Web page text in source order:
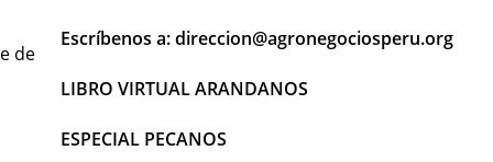
de
Escríbenos a: direccion@agronegociosperu.org
LIBRO VIRTUAL ARANDANOS
ESPECIAL PECANOS